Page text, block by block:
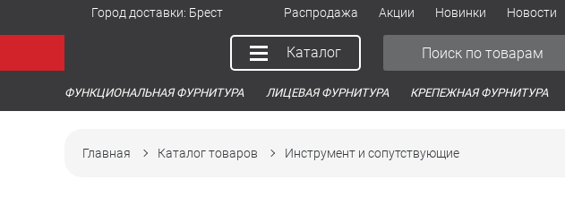
Город доставки: Брест Распродажа Акции Новинки Новости
Каталог
ФУНКЦИОНАЛЬНАЯ ФУРНИТУРА ЛИЦЕВАЯ ФУРНИТУРА КРЕПЕЖНАЯ ФУРНИТУРА
Главная Каталог товаров Инструмент и сопутствующие